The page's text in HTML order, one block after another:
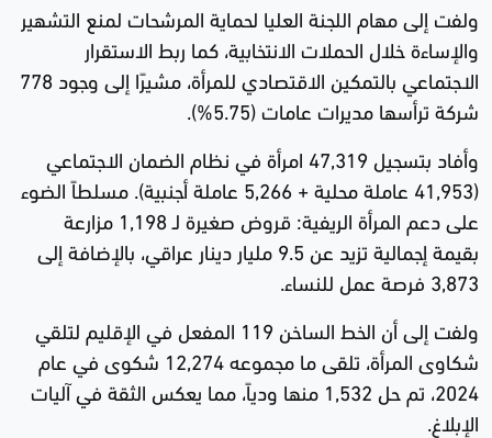
ولفت إلى مهام اللجنة العليا لحماية المرشحات لمنع التشهير
والإساءة خلال الحملات الانتخابية، كما ربط الاستقرار
الاجتماعي بالتمكين الاقتصادي للمرأة، مشيرًا إلى وجود 778
شركة ترأسها مديرات عامات (5.75%).
وأفاد بتسجيل 47,319 امرأة في نظام الضمان الاجتماعي
(41,953 عاملة محلية + 5,266 عاملة أجنبية). مسلطاً الضوء
على دعم المرأة الريفية: قروض صغيرة لـ 1,198 مزارعة
بقيمة إجمالية تزيد عن 9.5 مليار دينار عراقي، بالإضافة إلى
3,873 فرصة عمل للنساء.
ولفت إلى أن الخط الساخن 119 المفعل في الإقليم لتلقي
شكاوى المرأة، تلقى ما مجموعه 12,274 شكوى في عام
2024، تم حل 1,532 منها ودياً، مما يعكس الثقة في آليات
الإبلاغ.